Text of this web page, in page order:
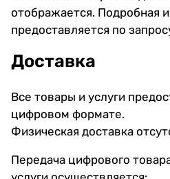
отображается. Подробная
предоставляется по
Доставка
Все товары и услуги
цифровом формате.
Физическая доставка
Передача цифрового